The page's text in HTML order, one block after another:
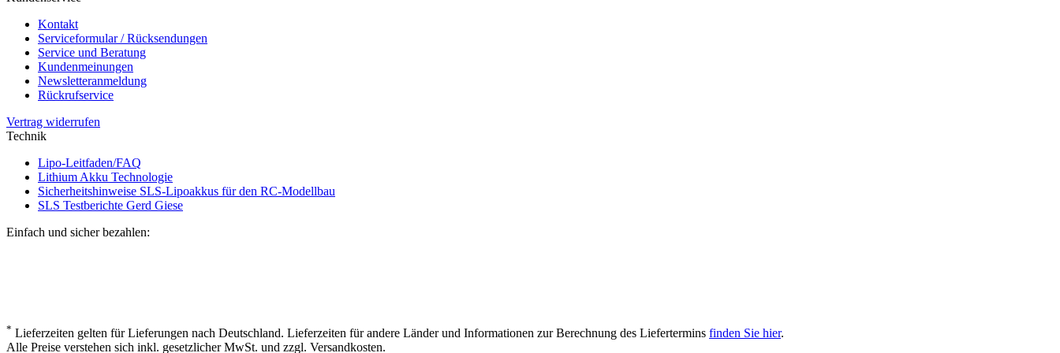
Kontakt
Serviceformular / Rücksendungen
Service und Beratung
Kundenmeinungen
Newsletteranmeldung
Rückrufservice
Vertrag widerrufen
Technik
Lipo-Leitfaden/FAQ
Lithium Akku Technologie
Sicherheitshinweise SLS-Lipoakkus für den RC-Modellbau
SLS Testberichte Gerd Giese
Einfach und sicher bezahlen:
* Lieferzeiten gelten für Lieferungen nach Deutschland. Lieferzeiten für andere Länder und Informationen zur Berechnung des Liefertermins finden Sie hier.
Alle Preise verstehen sich inkl. gesetzlicher MwSt. und zzgl. Versandkosten.